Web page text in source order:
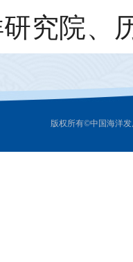
究院、
版权所有©中国海洋发